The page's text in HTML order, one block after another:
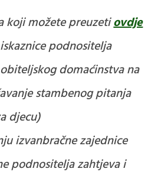
koji možete preuzetiovdje
podnositelja
domaćinstva na
stambenog pitanja
djecu)
izvanbračne zajednice
podnositelja zahtjeva i